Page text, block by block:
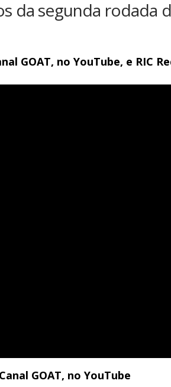
da segunda rodada
GOAT, no YouTube, e RIC
GOAT, no YouTube